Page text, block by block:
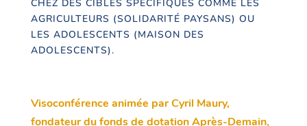
CHEZ DES CIBLES SPÉCIFIQUES COMME LES
AGRICULTEURS (SOLIDARITÉ PAYSANS) OU
LES ADOLESCENTS (MAISON DES
ADOLESCENTS).
Visoconférence animée par Cyril Maury,
fondateur du fonds de dotation Après-Demain,